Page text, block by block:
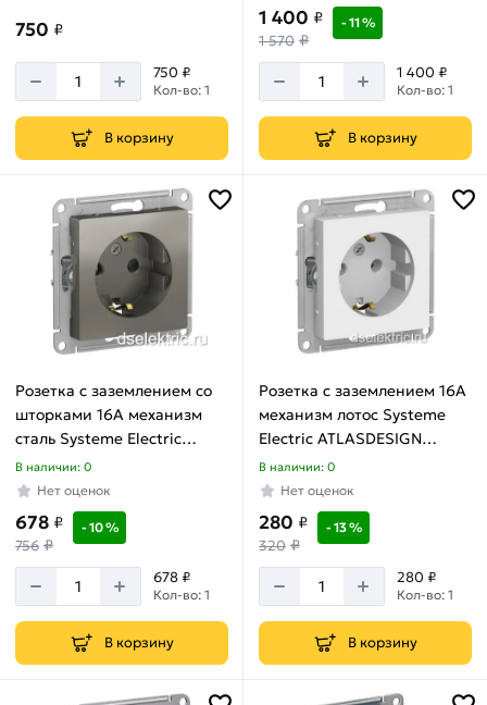
750 ₽
750 ₽
Кол-во: 1
В корзину
1 400 ₽
1 570 ₽
- 11 %
1 400 ₽
Кол-во: 1
В корзину
Розетка с заземлением со
шторками 16А механизм
сталь Systeme Electric
ATLASDESIGN ATN000945
В наличии: 0
Нет оценок
678 ₽
756 ₽
- 10 %
678 ₽
Кол-во: 1
В корзину
Розетка с заземлением 16А
механизм лотос Systeme
Electric ATLASDESIGN
ATN001343
В наличии: 0
Нет оценок
280 ₽
320 ₽
- 13 %
280 ₽
Кол-во: 1
В корзину